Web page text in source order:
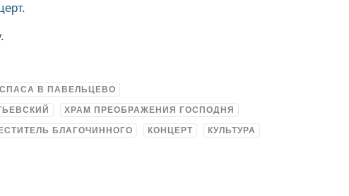
В ПАВЕЛЬЦЕВО
ХРАМ ПРЕОБРАЖЕНИЯ ГОСПОДНЯ
БЛАГОЧИННОГО КОНЦЕРТ КУЛЬТУРА